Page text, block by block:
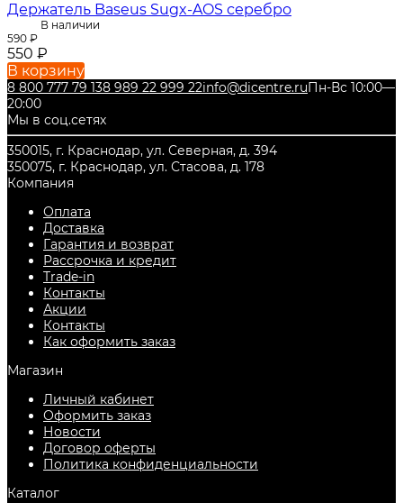
Держатель Baseus Sugx-AOS серебро
В наличии
590 ₽
550 ₽
В корзину
8 800 777 79 138 989 22 999 22info@dicentre.ruПн-Вс 10:00—
20:00
Мы в соц.сетях
350015, г. Краснодар, ул. Северная, д. 394
350075, г. Краснодар, ул. Стасова, д. 178
Компания
Оплата
Доставка
Гарантия и возврат
Рассрочка и кредит
Trade-in
Контакты
Акции
Контакты
Как оформить заказ
Магазин
Личный кабинет
Оформить заказ
Новости
Договор оферты
Политика конфиденциальности
Каталог